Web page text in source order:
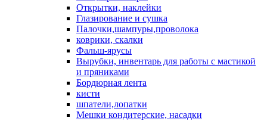
Открытки, наклейки
Глазирование и сушка
Палочки,шампуры,проволока
коврики, скалки
Фальш-ярусы
Вырубки, инвентарь для работы с мастикой
и пряниками
Бордюрная лента
кисти
шпатели,лопатки
Мешки кондитерские, насадки